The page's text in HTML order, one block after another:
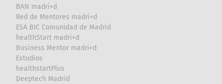
BAN madri+d
Red de Mentores madri+d
ESA BIC Comunidad de Madrid
healthStart madri+d
Business Mentor madri+d
Estudios
healthstartPlus
Deeptech Madrid